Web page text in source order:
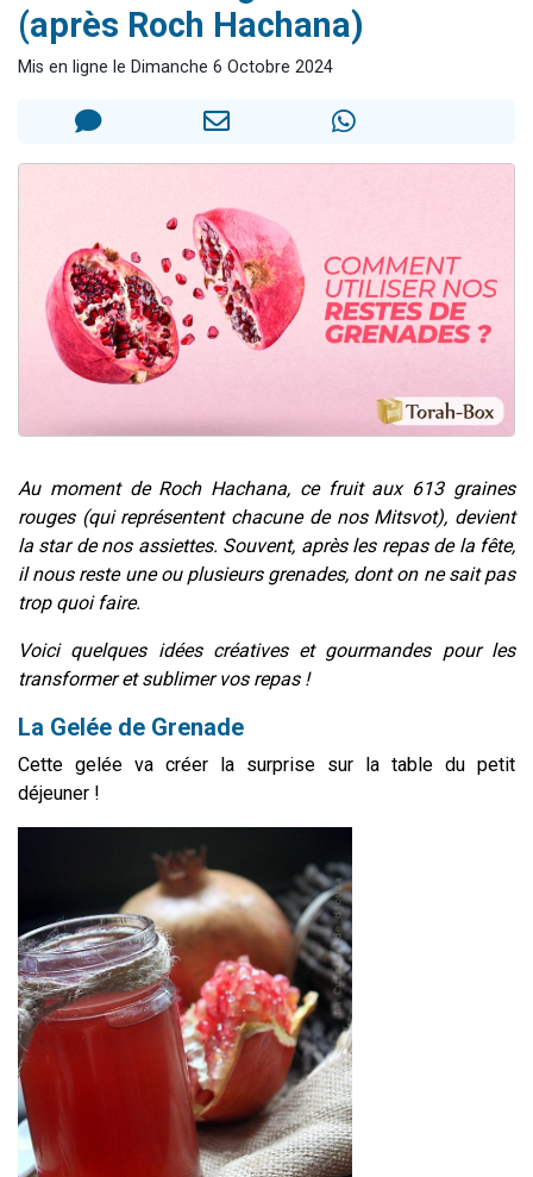
Ariel vient de donner son Maasser
Il reste 49 places pour étudier en groupe sur Zoom
6 personnes viennent de faire un don pour 5 enfants déjà orphelins risquent de perdre leur maman
3 personnes viennent de nous rejoindre sur WhatsApp
(après Roch Hachana)
Mis en ligne le Dimanche 6 Octobre 2024
Au moment de Roch Hachana, ce fruit aux 613 graines
rouges (qui représentent chacune de nos Mitsvot), devient
la star de nos assiettes. Souvent, après les repas de la fête,
il nous reste une ou plusieurs grenades, dont on ne sait pas
trop quoi faire.
Voici quelques idées créatives et gourmandes pour les
transformer et sublimer vos repas !
La Gelée de Grenade
Cette gelée va créer la surprise sur la table du petit
déjeuner !